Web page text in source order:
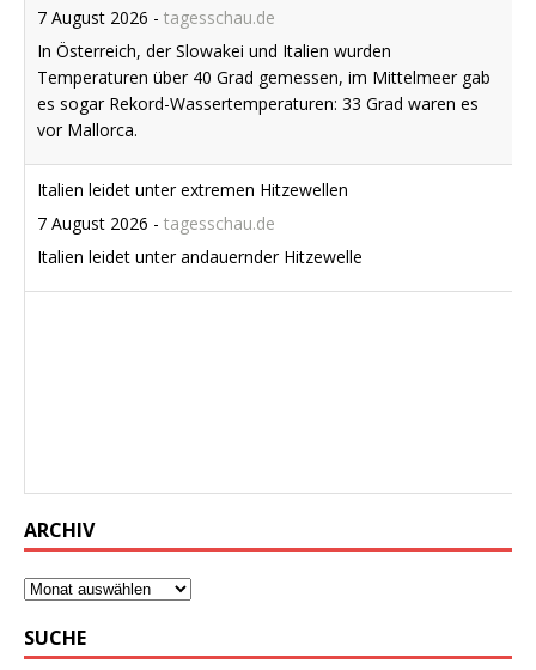
In Österreich, der Slowakei und Italien wurden
Temperaturen über 40 Grad gemessen, im Mittelmeer gab
es sogar Rekord-Wassertemperaturen: 33 Grad waren es
vor Mallorca.
Italien leidet unter extremen Hitzewellen
7 August 2026-tagesschau.de
Italien leidet unter andauernder Hitzewelle
Streit mit Italien über Ceuta - Spanien führt Grenzkontrollen
ARCHIV
SUCHE